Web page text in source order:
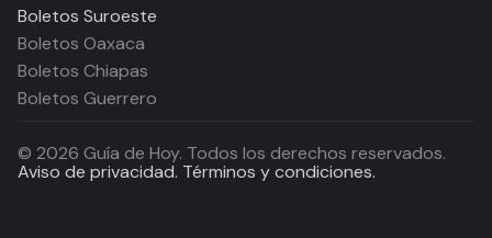
Boletos Suroeste
Boletos Oaxaca
Boletos Chiapas
Boletos Guerrero
© 2026 Guía de Hoy. Todos los derechos reservados.
Aviso de privacidad. Términos y condiciones.